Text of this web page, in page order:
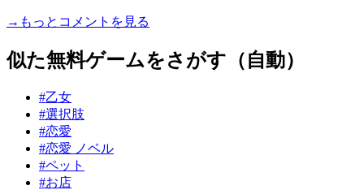
→もっとコメントを見る
似た無料ゲームをさがす（自動）
#乙女
#選択肢
#恋愛
#恋愛 ノベル
#ペット
#お店